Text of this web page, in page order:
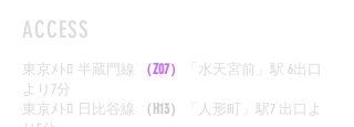
ACCESS
東京ﾒﾄﾛ 半蔵門線 （Z07）
「水天宮前」駅 6出口
より7分
東京ﾒﾄﾛ 日比谷線 （H13） 「人形町 」駅7 出口よ